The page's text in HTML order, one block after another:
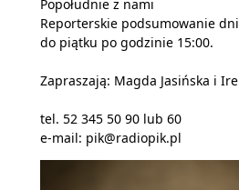
Popołudnie z nami
Reporterskie podsumowanie
do piątku po godzinie 15:00.
Zapraszają: Magda Jasińska i
tel. 52 345 50 90 lub 60
e-mail: pik@radiopik.pl